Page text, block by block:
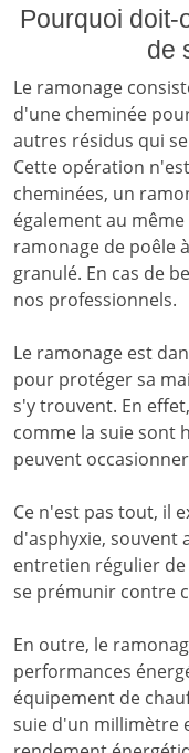
Pourquoi
de
Le ramonage
d'une cheminée
autres résidus qui
Cette opération
cheminées, un
également au
ramonage de poêle
granulé. En cas de
nos professionnels.
Le ramonage est
pour protéger sa
s'y trouvent. En
comme la suie sont
peuvent
Ce n'est pas tout, il
d'asphyxie, souvent
entretien régulier
se prémunir contre
En outre, le
performances
équipement de
suie d'un millimètre